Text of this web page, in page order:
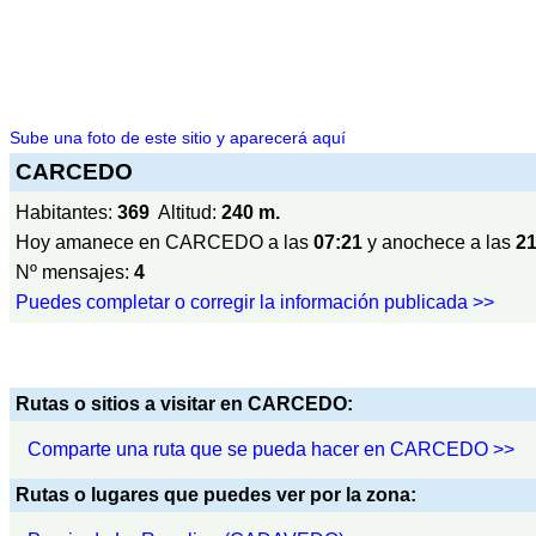
Sube una foto de este sitio y aparecerá aquí
CARCEDO
Habitantes: 369 Altitud: 240 m.
Hoy amanece en CARCEDO a las 07:21 y anochece a las
Nº mensajes: 4
Puedes completar o corregir la información publicada >>
Rutas o sitios a visitar en CARCEDO:
Comparte una ruta que se pueda hacer en CARCEDO >>
Rutas o lugares que puedes ver por la zona: